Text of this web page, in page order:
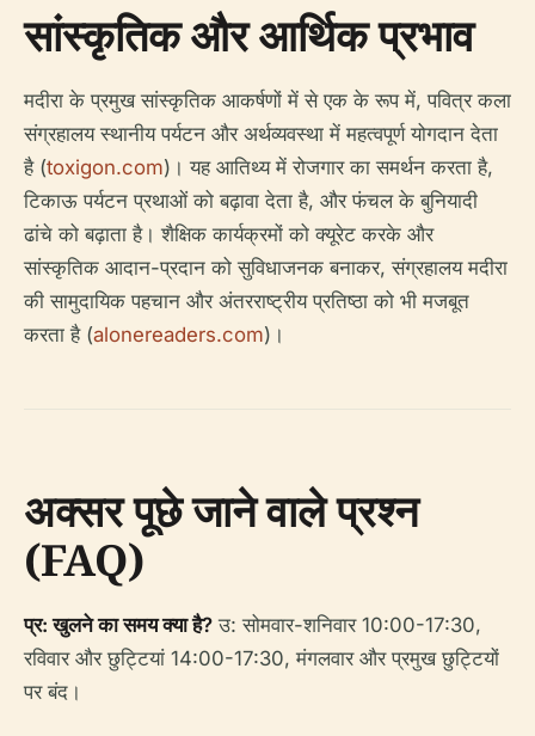
सांस्कृतिक और आर्थिक प्रभाव
मदीरा के प्रमुख सांस्कृतिक आकर्षणों में से एक के रूप में, पवित्र कला
संग्रहालय स्थानीय पर्यटन और अर्थव्यवस्था में महत्वपूर्ण योगदान देता
है (toxigon.com)। यह आतिथ्य में रोजगार का समर्थन करता है,
टिकाऊ पर्यटन प्रथाओं को बढ़ावा देता है, और फंचल के बुनियादी
ढांचे को बढ़ाता है। शैक्षिक कार्यक्रमों को क्यूरेट करके और
सांस्कृतिक आदान-प्रदान को सुविधाजनक बनाकर, संग्रहालय मदीरा
की सामुदायिक पहचान और अंतरराष्ट्रीय प्रतिष्ठा को भी मजबूत
करता है (alonereaders.com)।
अक्सर पूछे जाने वाले प्रश्न
(FAQ)
प्र: खुलने का समय क्या है? उ: सोमवार-शनिवार 10:00-17:30,
रविवार और छुट्टियां 14:00-17:30, मंगलवार और प्रमुख छुट्टियों
पर बंद।